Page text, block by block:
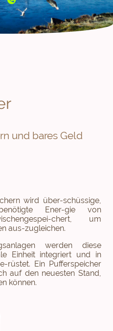
und bares Geld
wird über-schüssige,
Ener-gie von
chert, um
aus-zugleichen.
werden diese
Einheit integriert und in
rüstet. Ein Pufferspeicher
auf den neuesten Stand,
können.